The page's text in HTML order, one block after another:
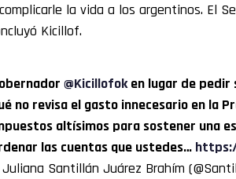
la vida a los argentinos. El
Kicillof.
@Kicillofoken lugar de pedir
no revisa el gasto innecesario en la
altísimos para sostener una
las cuentas que ustedes…
Santillán Juárez Brahím